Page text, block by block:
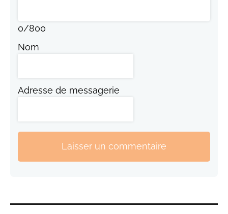
0/800
Nom
Adresse de messagerie
Laisser un commentaire